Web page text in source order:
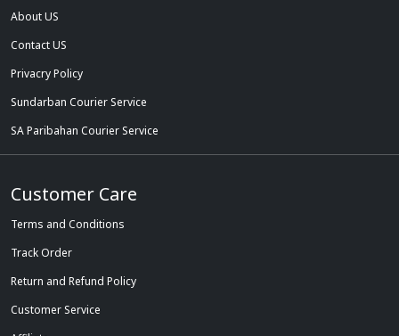
About US
Contact US
Privacry Policy
Sundarban Courier Service
SA Paribahan Courier Service
Customer Care
Terms and Conditions
Track Order
Return and Refund Policy
Customer Service